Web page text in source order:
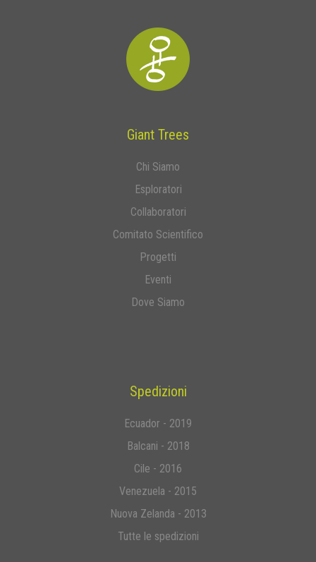
Giant Trees
Chi Siamo
Esploratori
Collaboratori
Comitato Scientifico
Progetti
Eventi
Dove Siamo
Spedizioni
Ecuador - 2019
Balcani - 2018
Cile - 2016
Venezuela - 2015
Nuova Zelanda - 2013
Tutte le spedizioni